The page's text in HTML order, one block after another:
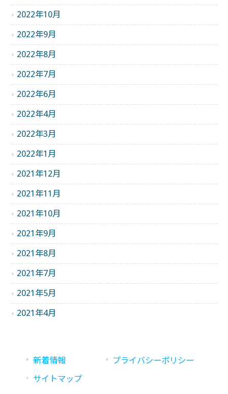
2022年10月
2022年9月
2022年8月
2022年7月
2022年6月
2022年4月
2022年3月
2022年1月
2021年12月
2021年11月
2021年10月
2021年9月
2021年8月
2021年7月
2021年5月
2021年4月
新着情報
プライバシーポリシー
サイトマップ